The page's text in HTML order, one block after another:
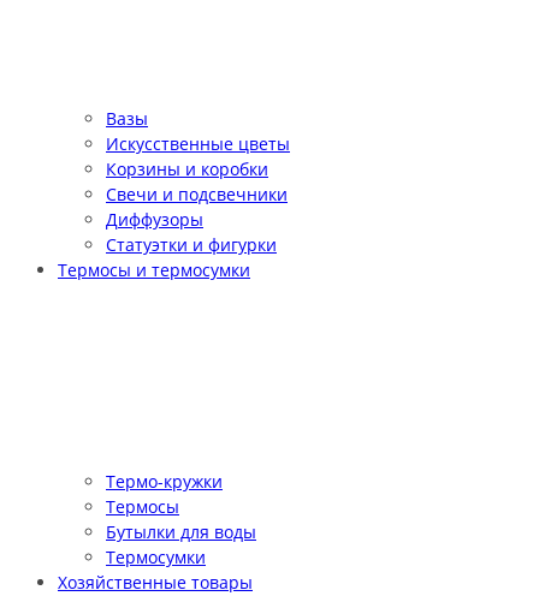
Вазы
Искусственные цветы
Корзины и коробки
Свечи и подсвечники
Диффузоры
Статуэтки и фигурки
Термосы и термосумки
Термо-кружки
Термосы
Бутылки для воды
Термосумки
Хозяйственные товары